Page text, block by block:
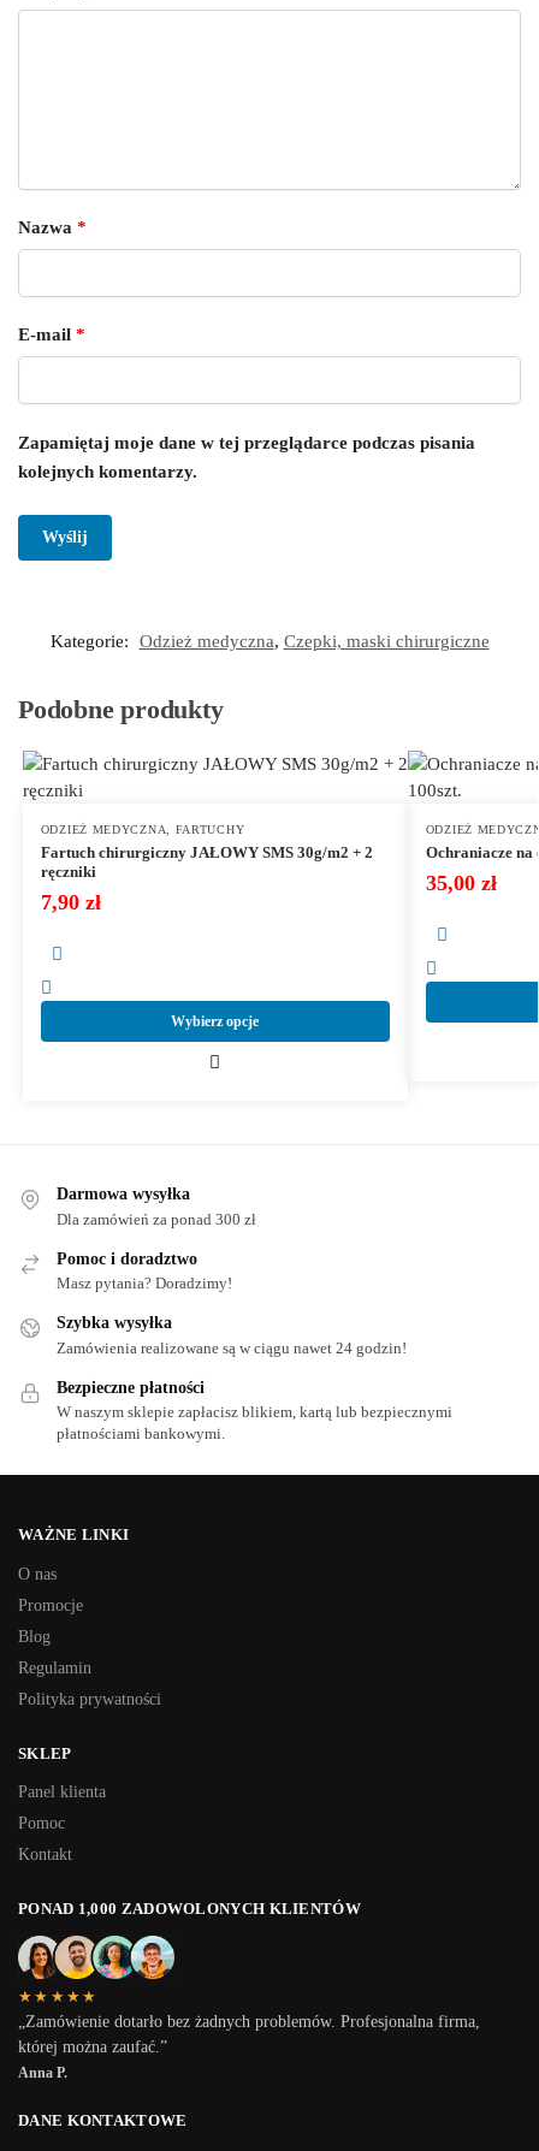
Nazwa *
E-mail *
Zapamiętaj moje dane w tej przeglądarce podczas pisania
kolejnych komentarzy.
Kategorie: Odzież medyczna, Czepki, maski chirurgiczne
Podobne produkty
ODZIEŻ MEDYCZNA, FARTUCHY
Fartuch chirurgiczny JAŁOWY SMS 30g/m2 + 2
ręczniki
7,90 zł
Wybierz opcje
ODZIEŻ
Ochraniacze na
35,00 zł
Darmowa wysyłka
Dla zamówień za ponad 300 zł
Pomoc i doradztwo
Masz pytania? Doradzimy!
Szybka wysyłka
Zamówienia realizowane są w ciągu nawet 24 godzin!
Bezpieczne płatności
W naszym sklepie zapłacisz blikiem, kartą lub bezpiecznymi
płatnościami bankowymi.
WAŻNE LINKI
O nas
Promocje
Blog
Regulamin
Polityka prywatności
SKLEP
Panel klienta
Pomoc
Kontakt
PONAD 1,000 ZADOWOLONYCH KLIENTÓW
★★★★★
„Zamówienie dotarło bez żadnych problemów. Profesjonalna firma,
której można zaufać.”
Anna P.
DANE KONTAKTOWE